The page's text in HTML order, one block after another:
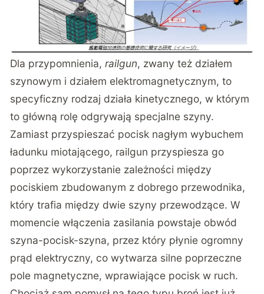
Dla przypomnienia,railgun, zwany też działem
szynowym i działem elektromagnetycznym, to
specyficzny rodzaj działa kinetycznego, w którym
to główną rolę odgrywają specjalne szyny.
Zamiast przyspieszać pocisk nagłym wybuchem
ładunku miotającego, railgun przyspiesza go
poprzez wykorzystanie zależności między
pociskiem zbudowanym z dobrego przewodnika,
który trafia między dwie szyny przewodzące. W
momencie włączenia zasilania powstaje obwód
szyna-pocisk-szyna, przez który płynie ogromny
prąd elektryczny, co wytwarza silne poprzeczne
pole magnetyczne, wprawiające pocisk w ruch.